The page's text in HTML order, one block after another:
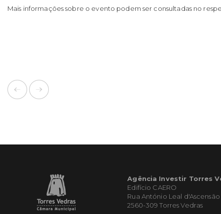
Mais informações sobre o evento podem ser consultadas no
Agência Investir Torres
Edifício CAERO
Rua António Leal d'Ascensão
2560-309 Torres Vedras